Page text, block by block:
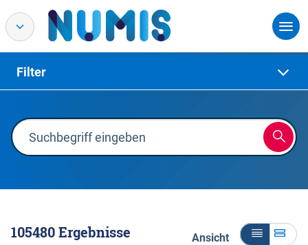
Filter
105480Ergebnisse Ansicht